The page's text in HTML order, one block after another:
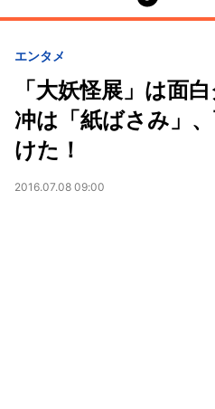
エンタメ
「大妖怪展」は面
冲は「紙ばさみ」
けた！
2016.07.08 09:00